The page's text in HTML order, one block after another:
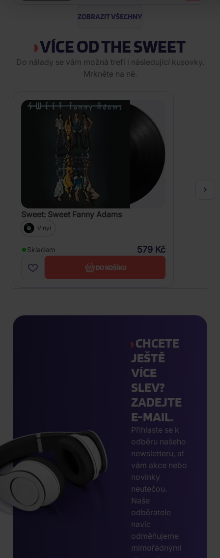
ZOBRAZIT VŠECHNY
VÍCE OD THE SWEET
Do nálady se vám možná trefí i následující kusovky.
Mrkněte na ně.
Sweet: Sweet Fanny Adams
Vinyl
Skladem 579 Kč
DO KOŠÍKU
CHCETE
JEŠTĚ
VÍCE
SLEV?
ZADEJTE
E-MAIL.
Přihlaste se k
odběru našeho
newsletteru, ať
vám akce nebo
novinky
neutečou.
Naše
odběratele
navíc
odměňujeme
mimořádnými